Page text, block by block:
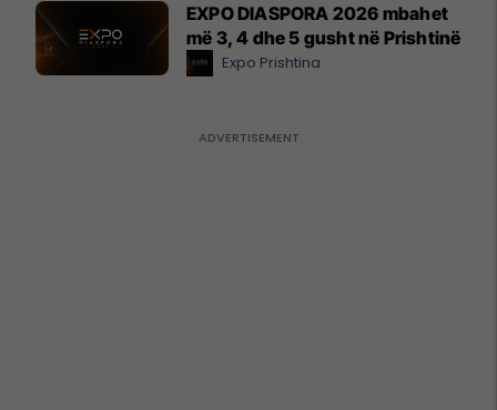
EXPO DIASPORA 2026 mbahet
më 3, 4 dhe 5 gusht në Prishtinë
Expo Prishtina